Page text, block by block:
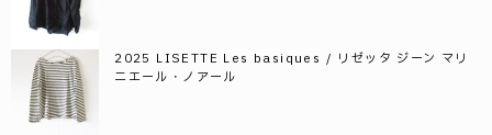
2025 LISETTE Les basiques / リゼッタ ジーン マリ
ニエール・ノアール